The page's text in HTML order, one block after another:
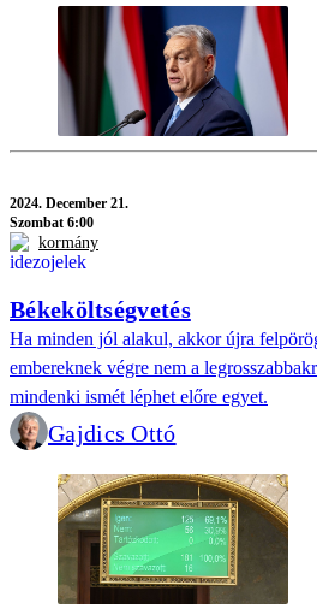
2024. December 21.
Szombat 6:00
kormány
Békeköltségvetés
Ha minden jól alakul, akkor újra
embereknek végre nem a
mindenki ismét léphet előre egyet.
Gajdics Ottó